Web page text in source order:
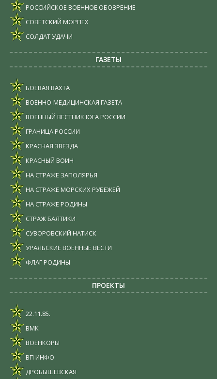
РОССИЙСКОЕ ВОЕННОЕ ОБОЗРЕНИЕ
СОВЕТСКИЙ МОРПЕХ
СОЛДАТ УДАЧИ
ГАЗЕТЫ
БОЕВАЯ ВАХТА
ВОЕННО-МЕДИЦИНСКАЯ ГАЗЕТА
ВОЕННЫЙ ВЕСТНИК ЮГА РОССИИ
ГРАНИЦА РОССИИ
КРАСНАЯ ЗВЕЗДА
КРАСНЫЙ ВОИН
НА СТРАЖЕ ЗАПОЛЯРЬЯ
НА СТРАЖЕ МОРСКИХ РУБЕЖЕЙ
НА СТРАЖЕ РОДИНЫ
СТРАЖ БАЛТИКИ
СУВОРОВСКИЙ НАТИСК
УРАЛЬСКИЕ ВОЕННЫЕ ВЕСТИ
ФЛАГ РОДИНЫ
ПРОЕКТЫ
22.11.85.
ВМК
ВОЕНКОРЫ
ВП ИНФО
ДРОБЫШЕВСКАЯ